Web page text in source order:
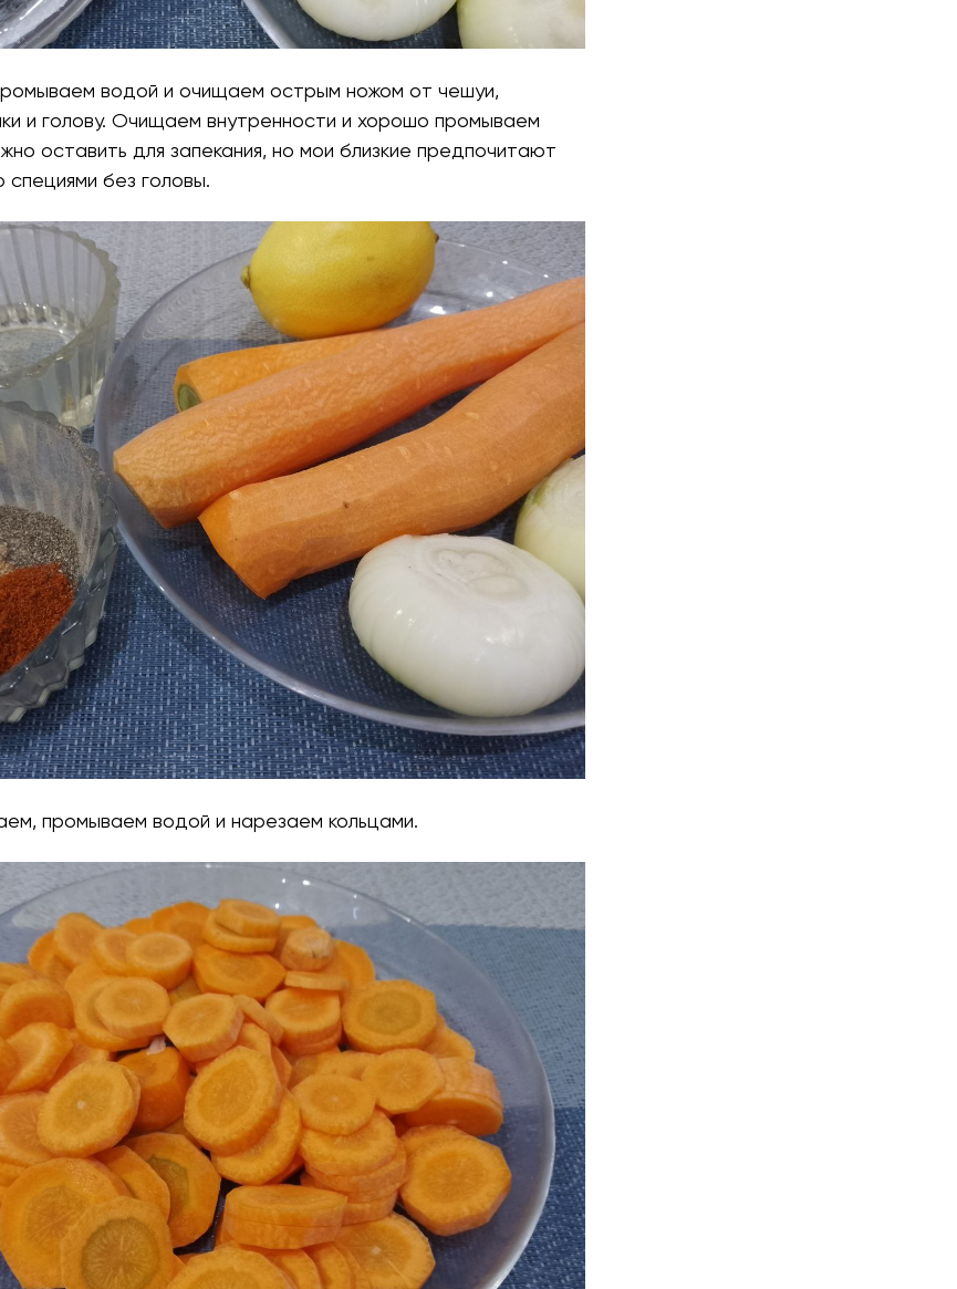
водой и очищаем острым ножом от чешуи,
и голову. Очищаем внутренности и хорошо промываем
оставить для запекания, но мои близкие предпочитают
специями без головы.
промываем водой и нарезаем кольцами.